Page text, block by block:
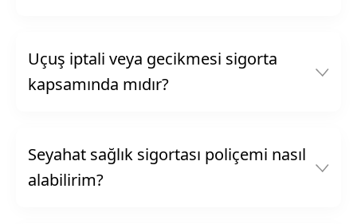
Uçuş iptali veya gecikmesi sigorta
kapsamında mıdır?
Seyahat sağlık sigortası poliçemi nasıl
alabilirim?